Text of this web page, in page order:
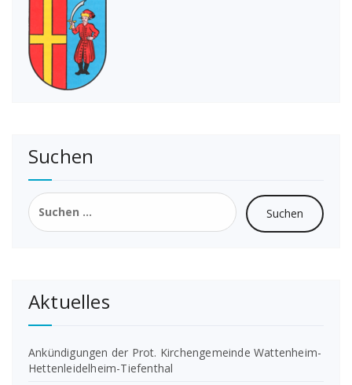
Suchen
Suchen
nach:
Aktuelles
Ankündigungen der Prot. Kirchengemeinde Wattenheim-
Hettenleidelheim-Tiefenthal